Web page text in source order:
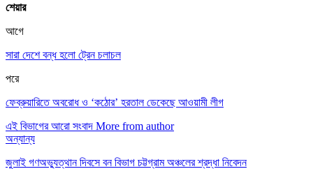
শেয়ার
আগে
সারা দেশে বন্ধ হলো ট্রেন চলাচল
পরে
ফেব্রুয়ারিতে অবরোধ ও ‘কঠোর’ হরতাল ডেকেছে আওয়ামী লীগ
এই বিভাগের আরো সংবাদ More from author
অন্যান্য
জুলাই গণঅভ্যুত্থান দিবসে বন বিভাগ চট্টগ্রাম অঞ্চলের শ্রদ্ধা নিবেদন